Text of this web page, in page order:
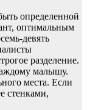
определенной
оптимальным
девять
разделение.
малышу.
места. Если
стенками,